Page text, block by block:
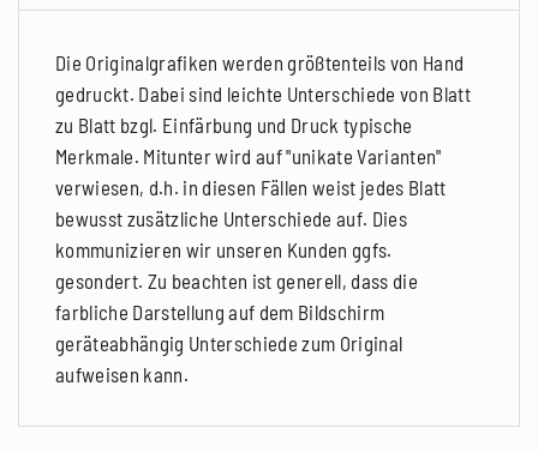
Die Originalgrafiken werden größtenteils von Hand
gedruckt. Dabei sind leichte Unterschiede von Blatt
zu Blatt bzgl. Einfärbung und Druck typische
Merkmale. Mitunter wird auf "unikate Varianten"
verwiesen, d.h. in diesen Fällen weist jedes Blatt
bewusst zusätzliche Unterschiede auf. Dies
kommunizieren wir unseren Kunden ggfs.
gesondert. Zu beachten ist generell, dass die
farbliche Darstellung auf dem Bildschirm
geräteabhängig Unterschiede zum Original
aufweisen kann.